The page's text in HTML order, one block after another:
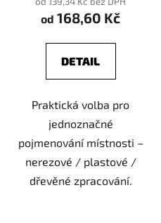
od 168,60 Kč
DETAIL
Praktická volba pro
jednoznačné
pojmenování místnosti –
nerezové / plastové /
dřevěné zpracování.